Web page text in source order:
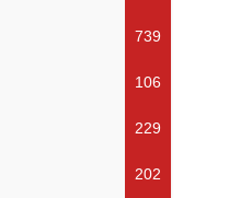
739
106
229
202